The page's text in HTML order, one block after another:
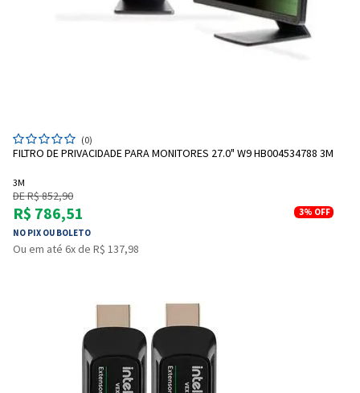
(0)
FILTRO DE PRIVACIDADE PARA MONITORES 27.0" W9 HB004534788 3M
3M
DE R$ 852,90
R$ 786,51
NO PIX OU BOLETO
3% OFF
Ou em até 6x de R$ 137,98